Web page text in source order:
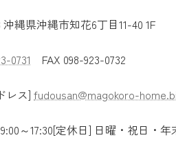
沖縄県沖縄市知花6丁目11-40 1F
0731 FAX 098-923-0732
レス] fudousan@magokoro-
～17:30[定休日] 日曜・祝日・年